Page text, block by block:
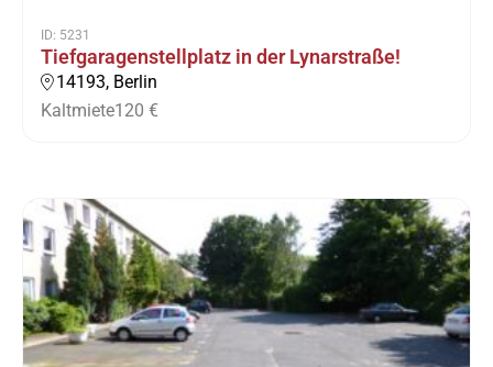
ID: 5231
Tiefgaragenstellplatz in der Lynarstraße!
14193, Berlin
Kaltmiete120 €